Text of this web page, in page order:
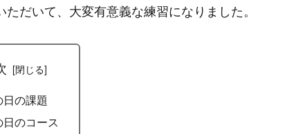
だいて、大変有意義な練習になりました。
日の課題
日のコース